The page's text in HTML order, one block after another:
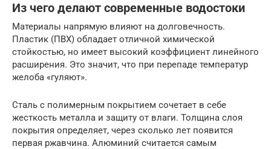
Из чего делают современные водостоки
Материалы напрямую влияют на долговечность.
Пластик (ПВХ) обладает отличной химической
стойкостью, но имеет высокий коэффициент линейного
расширения. Это значит, что при перепаде температур
желоба «гуляют».
Сталь с полимерным покрытием сочетает в себе
жесткость металла и защиту от влаги. Толщина слоя
покрытия определяет, через сколько лет появится
первая ржавчина. Алюминий считается самым